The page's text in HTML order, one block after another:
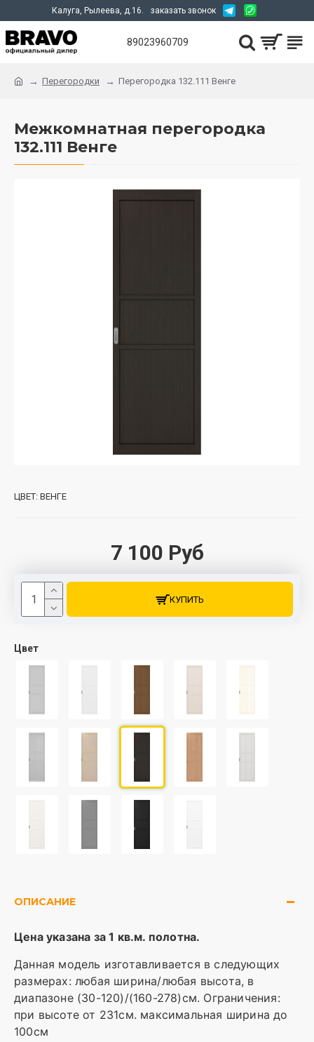
Калуга, Рылеева, д.16. заказать звонок
89023960709
Перегородки Перегородка 132.111 Венге
Межкомнатная перегородка
132.111 Венге
7 100 Руб
ЦВЕТ: ВЕНГЕ
Цвет
КУПИТЬ
ОПИСАНИЕ
Цена указана за 1 кв.м. полотна.
Данная модель изготавливается в следующих
размерах: любая ширина/любая высота, в
диапазоне (30-120)/(160-278)см. Ограничения:
при высоте от 231см. максимальная ширина до
100см